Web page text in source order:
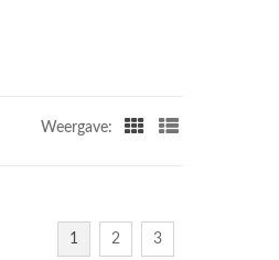
Weergave:
1 2 3